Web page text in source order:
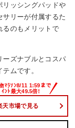
リッシングパッドや
リーが付属するた
るのもメリットで
ーズナブルとコスパ
ムです。
天市場で見る